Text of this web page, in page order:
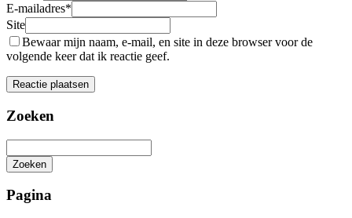
E-mailadres*
Site
Bewaar mijn naam, e-mail, en site in deze browser voor de
volgende keer dat ik reactie geef.
Zoeken
Zoeken
zoeken
Pagina